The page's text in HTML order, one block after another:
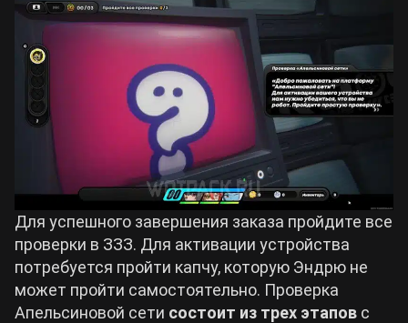
Для успешного завершения заказа пройдите все
проверки в ЗЗЗ. Для активации устройства
потребуется пройти капчу, которую Эндрю не
может пройти самостоятельно. Проверка
Апельсиновой сети состоит из трех этапов с